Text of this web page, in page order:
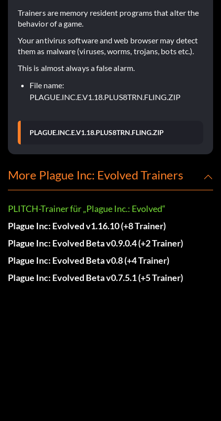
Trainers are memory resident programs that alter the
behavior of a game.
Your antivirus software and web browser may detect
them as malware (viruses, worms, trojans, bots etc.).
This is almost always a false alarm.
File name:
PLAGUE.INC.E.V1.18.PLUS8TRN.FLING.ZIP
PLAGUE.INC.E.V1.18.PLUS8TRN.FLING.ZIP
More Plague Inc: Evolved Trainers
PLITCH-Trainer für „Plague Inc.: Evolved“
Plague Inc: Evolved v1.16.10 (+8 Trainer)
Plague Inc: Evolved Beta v0.9.0.4 (+2 Trainer)
Plague Inc: Evolved Beta v0.8 (+4 Trainer)
Plague Inc: Evolved Beta v0.7.5.1 (+5 Trainer)